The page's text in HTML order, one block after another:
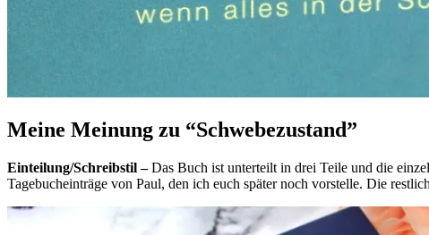
Meine Meinung zu “Schwebezustand”
Einteilung/Schreibstil –Das Buch ist unterteilt in drei Teile und die
Tagebucheinträge von Paul, den ich euch später noch vorstelle. Die